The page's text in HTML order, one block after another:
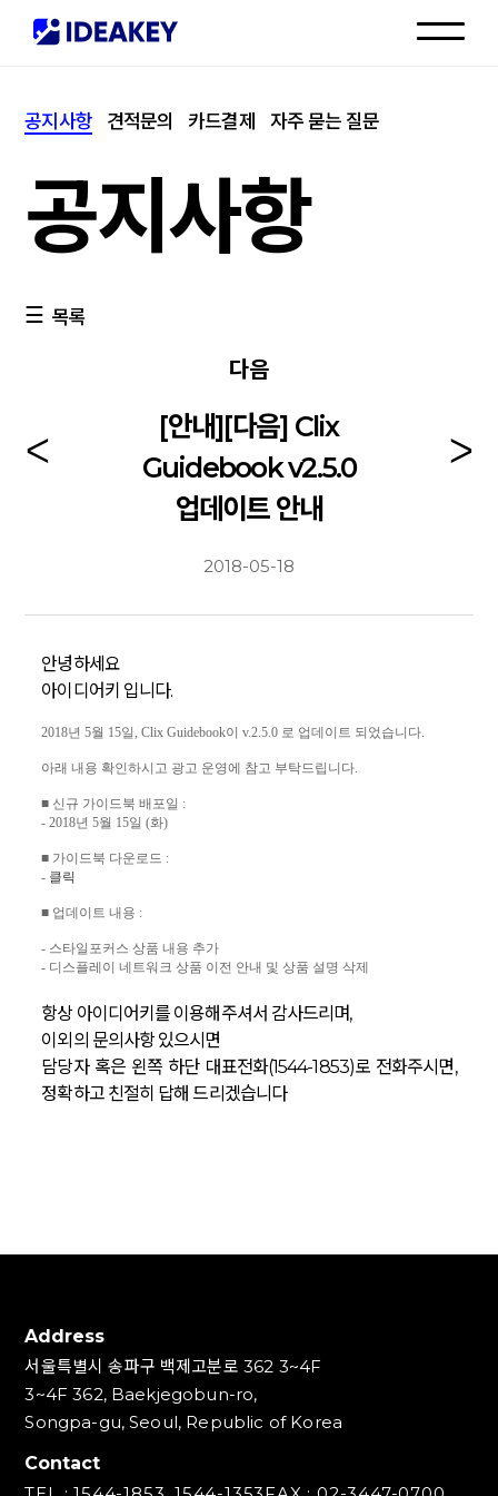
고객센터
공지사항 견적문의 카드결제 자주 묻는 질문
공지사항
목록
다음
[안내][다음] Clix
Guidebook v2.5.0
업데이트 안내
2018-05-18
안녕하세요
아이디어키 입니다.
2018년 5월 15일, Clix Guidebook이 v.2.5.0 로 업데이트 되었습니다.
아래 내용 확인하시고 광고 운영에 참고 부탁드립니다.
■ 신규 가이드북 배포일 :
- 2018년 5월 15일 (화)
■ 가이드북 다운로드 :
- 클릭
■ 업데이트 내용 :
- 스타일포커스 상품 내용 추가
- 디스플레이 네트워크 상품 이전 안내 및 상품 설명 삭제
항상 아이디어키를 이용해주셔서 감사드리며,
이외의 문의사항 있으시면
담당자 혹은 왼쪽 하단 대표전화(1544-1853)로 전화주시면,
정확하고 친절히 답해 드리겠습니다
Address
서울특별시 송파구 백제고분로 362 3~4F
3~4F 362, Baekjegobun-ro,
Songpa-gu, Seoul, Republic of Korea
Contact